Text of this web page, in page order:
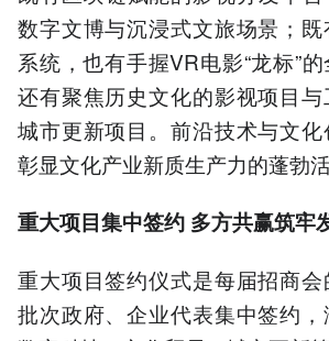
数字文博与沉浸式文旅场景；
系统，也有手握VR电影“龙标”
还有聚焦历史文化的影视项目
城市更新项目。前沿技术与文化
彰显文化产业新质生产力的蓬勃活
重大项目集中签约 多方共赢筑牢
重大项目签约仪式是每届招商
批次政府、企业代表集中签约，